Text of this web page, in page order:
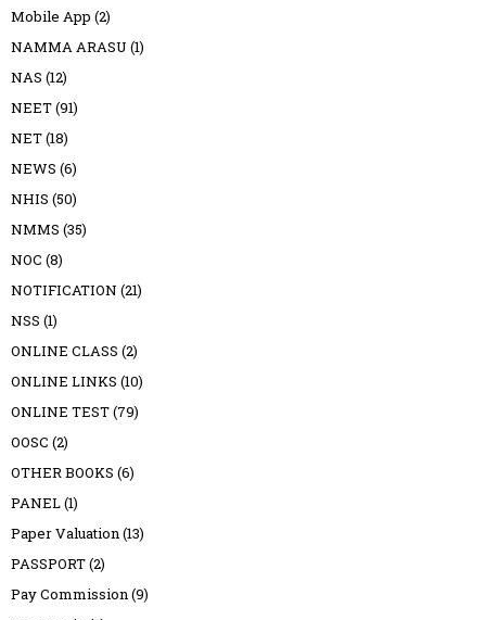
Mobile App (2)
NAMMA ARASU (1)
NAS (12)
NEET(91)
NET(18)
NEWS (6)
NHIS (50)
NMMS (35)
NOC (8)
NOTIFICATION (21)
NSS (1)
ONLINE CLASS (2)
ONLINE LINKS (10)
ONLINE TEST(79)
OOSC (2)
OTHER BOOKS (6)
PANEL(1)
Paper Valuation(13)
PASSPORT(2)
Pay Commission(9)